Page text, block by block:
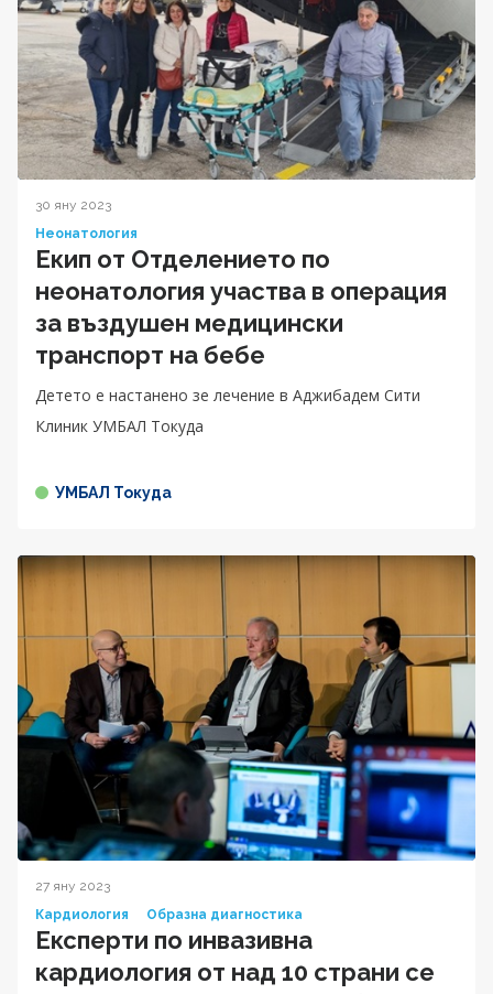
30 яну 2023
Неонатология
Екип от Отделението по
неонатология участва в операция
за въздушен медицински
транспорт на бебе
Детето е настанено зе лечение в Аджибадем Сити
Клиник УМБАЛ Токуда
УМБАЛ Токуда
27 яну 2023
Кардиология
Образна диагностика
Експерти по инвазивна
кардиология от над 10 страни се